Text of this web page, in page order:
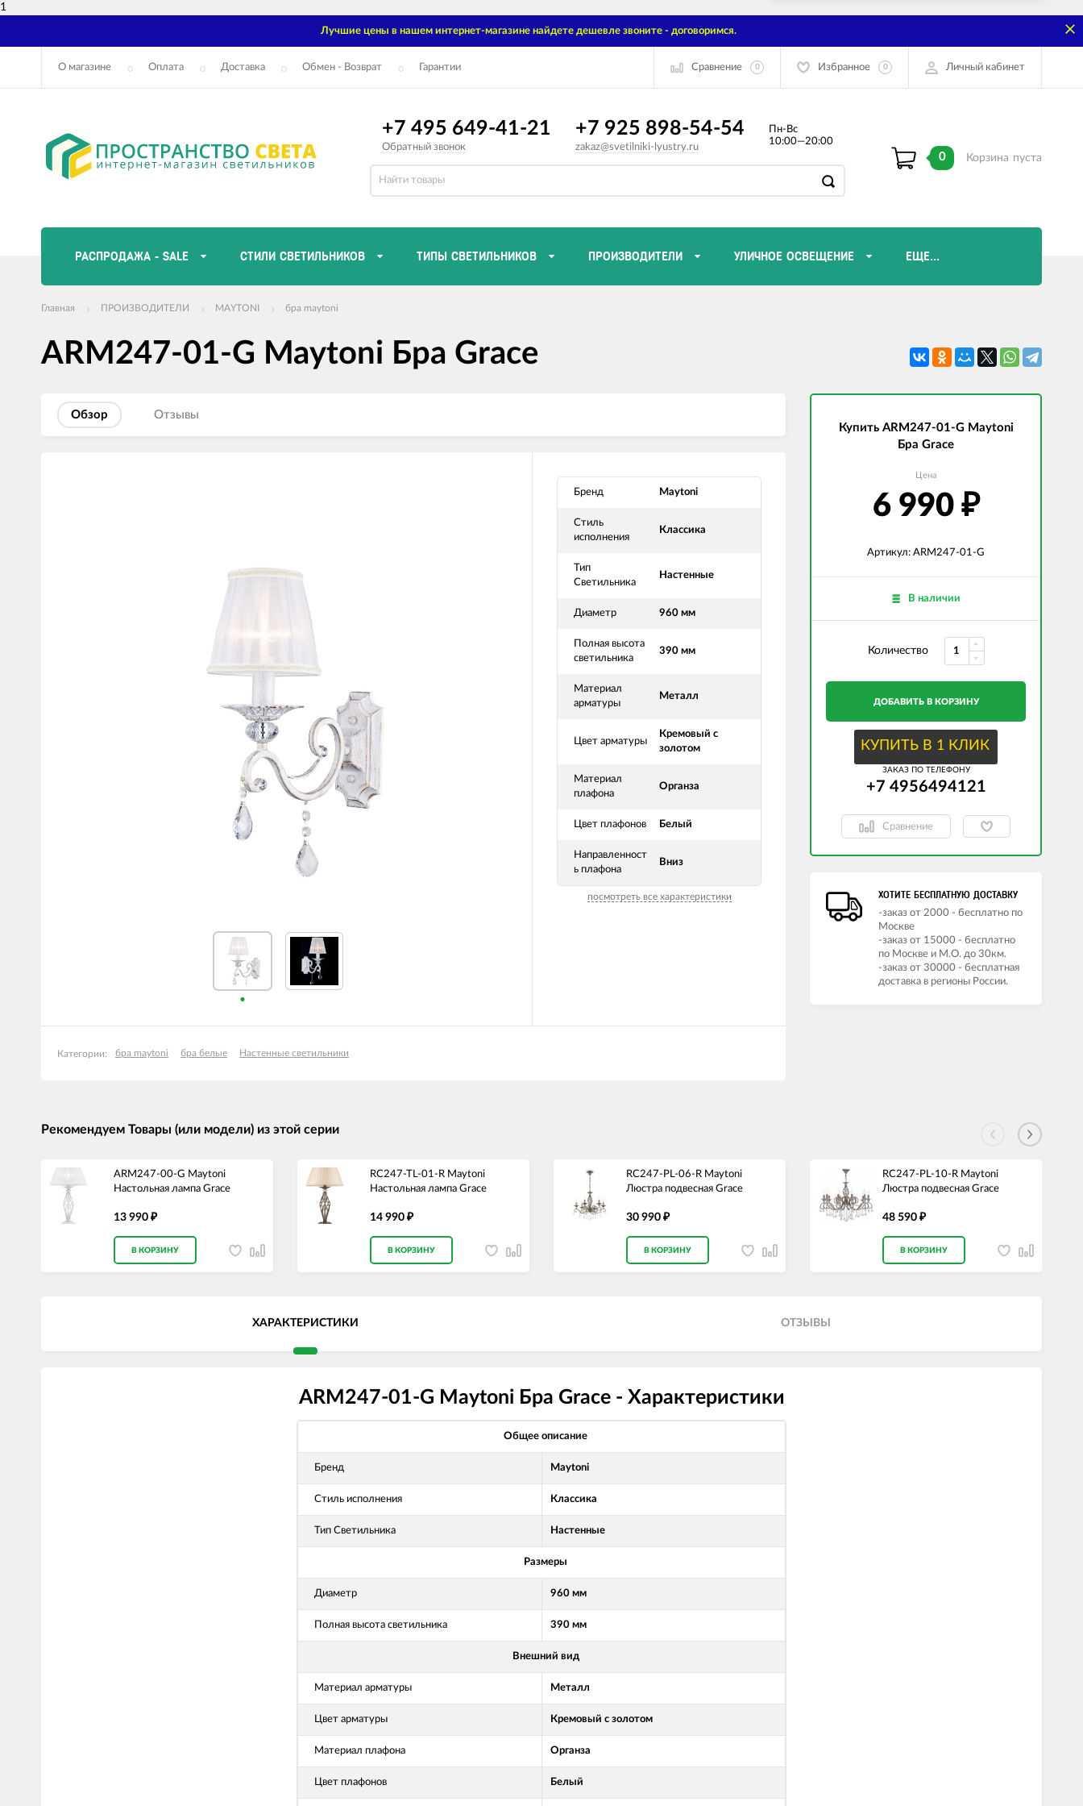
1
Лучшие цены в нашем интернет-магазине найдете дешевле звоните - договоримся.
О магазине Оплата Доставка Обмен - Возврат Гарантии Сравнение 0 Избранное 0 Личный кабинет
+7 495 649-41-21
Обратный звонок
+7 925 898-54-54
zakaz@svetilniki-lyustry.ru
Пн-Вс
10:00—20:00
0 Корзина пуста
РАСПРОДАЖА - SALE СТИЛИ СВЕТИЛЬНИКОВ ТИПЫ СВЕТИЛЬНИКОВ ПРОИЗВОДИТЕЛИ УЛИЧНОЕ ОСВЕЩЕНИЕ ЕЩЕ...
СВЕТОДИОДНЫЕ ЛАМПЫ
Главная ПРОИЗВОДИТЕЛИ MAYTONI бра maytoni
ARM247-01-G Maytoni Бра Grace
Обзор Отзывы
Бренд Maytoni
Стиль
исполнения
Классика
Тип
Светильника
Настенные
Диаметр 960 мм
Полная высота
светильника
390 мм
Материал
арматуры
Металл
Цвет арматуры
Кремовый с
золотом
Материал
плафона
Органза
Цвет плафонов Белый
Направленност
ь плафона
Вниз
посмотреть все характеристики
Категории: бра maytoni бра белые Настенные светильники
Купить ARM247-01-G Maytoni
Бра Grace
Цена
6 990 ₽
Артикул: ARM247-01-G
В наличии
Количество
ДОБАВИТЬ В КОРЗИНУ
КУПИТЬ В 1 КЛИК
ЗАКАЗ ПО ТЕЛЕФОНУ
+7 4956494121
Сравнение
ХОТИТЕ БЕСПЛАТНУЮ ДОСТАВКУ
-заказ от 2000 - бесплатно по
Москве
-заказ от 15000 - бесплатно
по Москве и М.О. до 30км.
-заказ от 30000 - бесплатная
доставка в регионы России.
Рекомендуем Товары (или модели) из этой серии
ARM247-00-G Maytoni
Настольная лампа Grace
13 990 ₽
В КОРЗИНУ
RC247-TL-01-R Maytoni
Настольная лампа Grace
14 990 ₽
В КОРЗИНУ
RC247-PL-06-R Maytoni
Люстра подвесная Grace
30 990 ₽
В КОРЗИНУ
RC247-PL-10-R Maytoni
Люстра подвесная Grace
48 590 ₽
В КОРЗИНУ
ХАРАКТЕРИСТИКИ ОТЗЫВЫ
ARM247-01-G Maytoni Бра Grace - Характеристики
Общее описание
Бренд Maytoni
Стиль исполнения Классика
Тип Светильника Настенные
Размеры
Диаметр 960 мм
Полная высота светильника 390 мм
Внешний вид
Материал арматуры Металл
Цвет арматуры Кремовый с золотом
Материал плафона Органза
Цвет плафонов Белый